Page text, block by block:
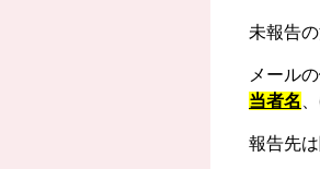
未報告
メールの
当者名
報告先